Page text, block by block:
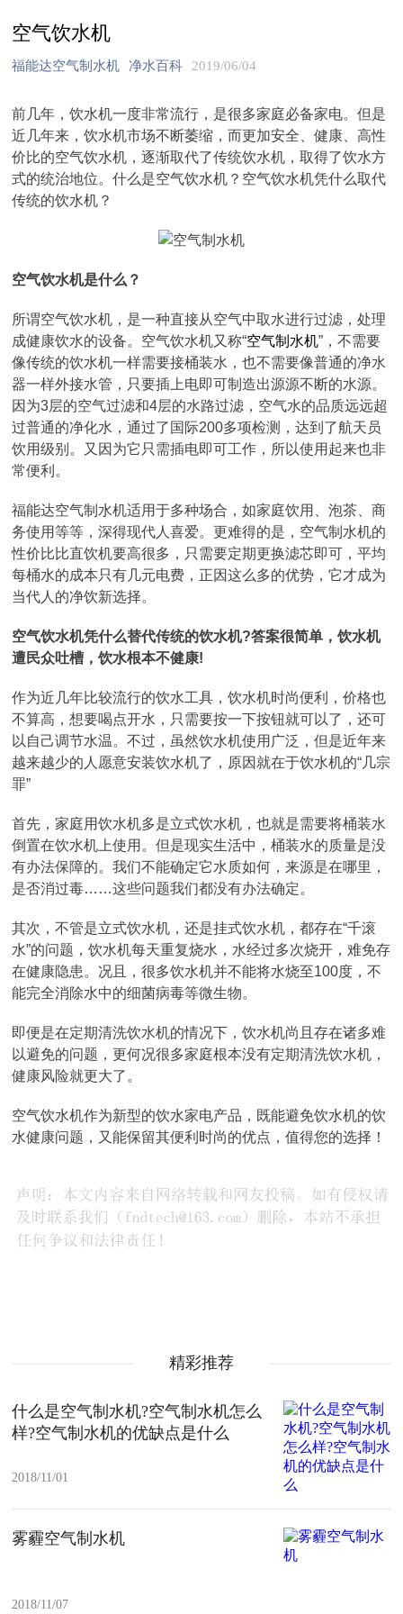
空气饮水机
福能达空气制水机 净水百科 2019/06/04
前几年，饮水机一度非常流行，是很多家庭必备家电。但是
近几年来，饮水机市场不断萎缩，而更加安全、健康、高性
价比的空气饮水机，逐渐取代了传统饮水机，取得了饮水方
式的统治地位。什么是空气饮水机？空气饮水机凭什么取代
传统的饮水机？
空气饮水机是什么？
所谓空气饮水机，是一种直接从空气中取水进行过滤，处理
成健康饮水的设备。空气饮水机又称“空气制水机”，不需要
像传统的饮水机一样需要接桶装水，也不需要像普通的净水
器一样外接水管，只要插上电即可制造出源源不断的水源。
因为3层的空气过滤和4层的水路过滤，空气水的品质远远超
过普通的净化水，通过了国际200多项检测，达到了航天员
饮用级别。又因为它只需插电即可工作，所以使用起来也非
常便利。
福能达空气制水机适用于多种场合，如家庭饮用、泡茶、商
务使用等等，深得现代人喜爱。更难得的是，空气制水机的
性价比比直饮机要高很多，只需要定期更换滤芯即可，平均
每桶水的成本只有几元电费，正因这么多的优势，它才成为
当代人的净饮新选择。
空气饮水机凭什么替代传统的饮水机?答案很简单，饮水机
遭民众吐槽，饮水根本不健康!
作为近几年比较流行的饮水工具，饮水机时尚便利，价格也
不算高，想要喝点开水，只需要按一下按钮就可以了，还可
以自己调节水温。不过，虽然饮水机使用广泛，但是近年来
越来越少的人愿意安装饮水机了，原因就在于饮水机的“几宗
罪”
首先，家庭用饮水机多是立式饮水机，也就是需要将桶装水
倒置在饮水机上使用。但是现实生活中，桶装水的质量是没
有办法保障的。我们不能确定它水质如何，来源是在哪里，
是否消过毒……这些问题我们都没有办法确定。
其次，不管是立式饮水机，还是挂式饮水机，都存在“千滚
水”的问题，饮水机每天重复烧水，水经过多次烧开，难免存
在健康隐患。况且，很多饮水机并不能将水烧至100度，不
能完全消除水中的细菌病毒等微生物。
即便是在定期清洗饮水机的情况下，饮水机尚且存在诸多难
以避免的问题，更何况很多家庭根本没有定期清洗饮水机，
健康风险就更大了。
空气饮水机作为新型的饮水家电产品，既能避免饮水机的饮
水健康问题，又能保留其便利时尚的优点，值得您的选择！
精彩推荐
什么是空气制水机?空气制水机怎么
样?空气制水机的优缺点是什么
2018/11/01
雾霾空气制水机
2018/11/07